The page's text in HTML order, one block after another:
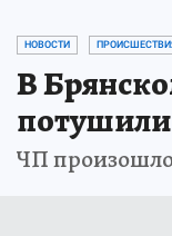
НОВОСТИ
В
ЧП